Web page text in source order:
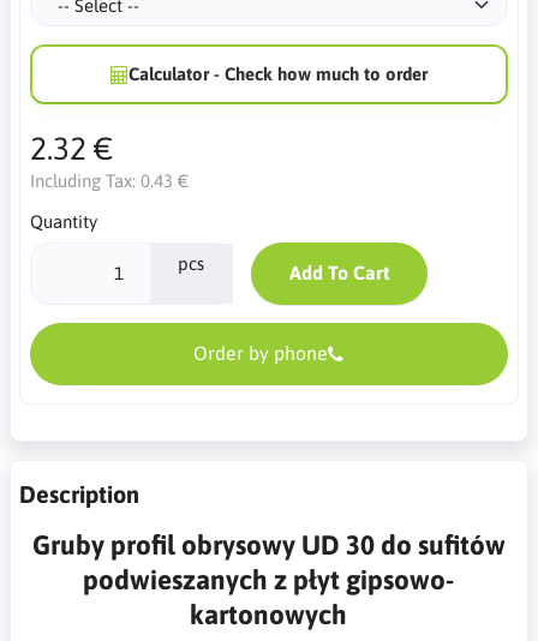
Calculator - Check how much to order
2.32 €
Including Tax: 0.43 €
Quantity
pcs Add To Cart
Order by phone
Description
Gruby profil obrysowy UD 30 do sufitów
podwieszanych z płyt gipsowo-
kartonowych